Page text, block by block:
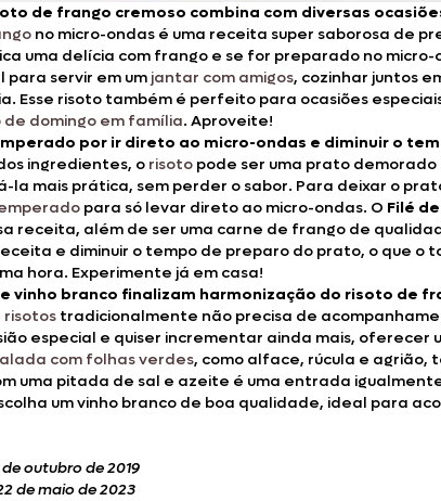
de frango cremoso combina com diversas
no micro-ondas é uma receita super saborosa de
uma delícia com frango e se for preparado no
para servir em um jantar com amigos, cozinhar juntos
Esse risoto também é perfeito para ocasiões
de domingo em família. Aproveite!
por ir direto ao micro-ondas e diminuir o
ingredientes, o risotopode ser uma prato demorado
la mais prática, sem perder o sabor. Para deixar o
para só levar direto ao micro-ondas. O Filé
receita, além de ser uma carne de frango de
e diminuir o tempo de preparo do prato, o que o
hora. Experimente já em casa!
vinho branco finalizam harmonização do risoto de
tradicionalmente não precisa de
especial e quiser incrementar ainda mais, oferecer
com folhas verdes, como alface, rúcula e agrião,
uma pitada de sal e azeite é uma entrada
um vinho branco de boa qualidade, ideal para
outubro de 2019
de maio de 2023